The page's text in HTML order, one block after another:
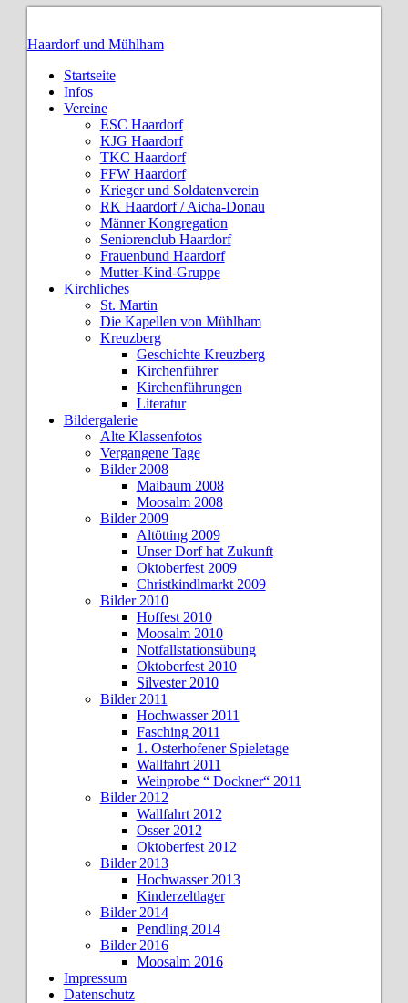
Haardorf und Mühlham
Startseite
Infos
Vereine
ESC Haardorf
KJG Haardorf
TKC Haardorf
FFW Haardorf
Krieger und Soldatenverein
RK Haardorf / Aicha-Donau
Männer Kongregation
Seniorenclub Haardorf
Frauenbund Haardorf
Mutter-Kind-Gruppe
Kirchliches
St. Martin
Die Kapellen von Mühlham
Kreuzberg
Geschichte Kreuzberg
Kirchenführer
Kirchenführungen
Literatur
Bildergalerie
Alte Klassenfotos
Vergangene Tage
Bilder 2008
Maibaum 2008
Moosalm 2008
Bilder 2009
Altötting 2009
Unser Dorf hat Zukunft
Oktoberfest 2009
Christkindlmarkt 2009
Bilder 2010
Hoffest 2010
Moosalm 2010
Notfallstationsübung
Oktoberfest 2010
Silvester 2010
Bilder 2011
Hochwasser 2011
Fasching 2011
1. Osterhofener Spieletage
Wallfahrt 2011
Weinprobe “ Dockner“ 2011
Bilder 2012
Wallfahrt 2012
Osser 2012
Oktoberfest 2012
Bilder 2013
Hochwasser 2013
Kinderzeltlager
Bilder 2014
Pendling 2014
Bilder 2016
Moosalm 2016
Impressum
Datenschutz